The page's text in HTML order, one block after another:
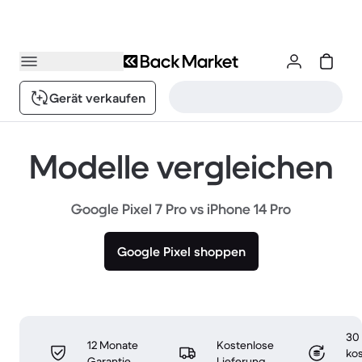
Gerät verkaufen
Modelle vergleichen
Google Pixel 7 Pro vs iPhone 14 Pro
Google Pixel shoppen
12 Monate
Kostenlose
30